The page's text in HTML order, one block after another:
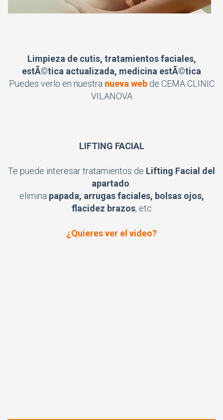
Limpieza de cutis, tratamientos faciales,
estÃ©tica actualizada, medicina estÃ©tica
Puedes verlo en nuestra nueva webde CEMA CLINIC
VILANOVA
LIFTING FACIAL
Te puede interesar tratamientos de Lifting Facial del
apartado
elimina papada, arrugas faciales, bolsas ojos,
flacidez brazos, etc
¿Quieres ver el video?